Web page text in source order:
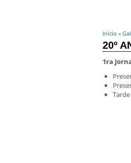
Inicio »
20º
1ra